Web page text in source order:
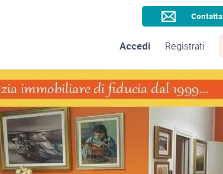
Subito per le Aziende Assistenza
Accedi Registrati
Contatta